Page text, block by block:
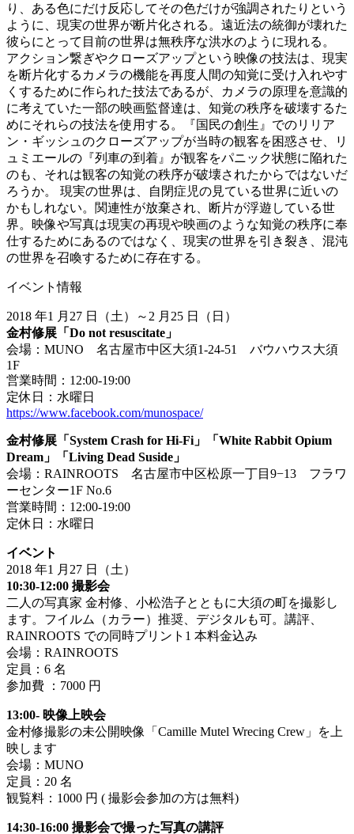
り、ある色にだけ反応してその色だけが強調されたりという
ように、現実の世界が断片化される。遠近法の統御が壊れた
彼らにとって目前の世界は無秩序な洪水のように現れる。
アクション繋ぎやクローズアップという映像の技法は、現実
を断片化するカメラの機能を再度人間の知覚に受け入れやす
くするために作られた技法であるが、カメラの原理を意識的
に考えていた一部の映画監督達は、知覚の秩序を破壊するた
めにそれらの技法を使用する。『国民の創生』でのリリア
ン・ギッシュのクローズアップが当時の観客を困惑させ、リ
ュミエールの『列車の到着』が観客をパニック状態に陥れた
のも、それは観客の知覚の秩序が破壊されたからではないだ
ろうか。 現実の世界は、自閉症児の見ている世界に近いの
かもしれない。関連性が放棄され、断片が浮遊している世
界。映像や写真は現実の再現や映画のような知覚の秩序に奉
仕するためにあるのではなく、現実の世界を引き裂き、混沌
の世界を召喚するために存在する。
イベント情報
2018 年1 月27 日（土）～2 月25 日（日）
金村修展「Do not resuscitate」
会場：MUNO 名古屋市中区大須1-24-51 バウハウス大須
1F
営業時間：12:00-19:00
定休日：水曜日
https://www.facebook.com/munospace/
金村修展「System Crash for Hi-Fi」「White Rabbit Opium
Dream」「Living Dead Suside」
会場：RAINROOTS 名古屋市中区松原一丁目9−13 フラワ
ーセンター1F No.6
営業時間：12:00-19:00
定休日：水曜日
イベント
2018 年1 月27 日（土）
10:30-12:00 撮影会
二人の写真家 金村修、小松浩子とともに大須の町を撮影し
ます。フイルム（カラー）推奨、デジタルも可。講評、
RAINROOTS での同時プリント1 本料金込み
会場：RAINROOTS
定員：6 名
参加費 ：7000 円
13:00- 映像上映会
金村修撮影の未公開映像「Camille Mutel Wrecing Crew」を上
映します
会場：MUNO
定員：20 名
観覧料：1000 円 ( 撮影会参加の方は無料)
14:30-16:00 撮影会で撮った写真の講評